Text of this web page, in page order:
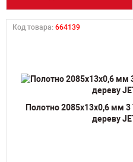
Код товара: 664139
Полотно 2085х13х0,6 мм
дереву